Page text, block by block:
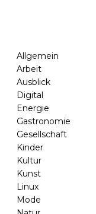
Allgemein
Arbeit
Ausblick
Digital
Energie
Gastronomie
Gesellschaft
Kinder
Kultur
Kunst
Linux
Mode